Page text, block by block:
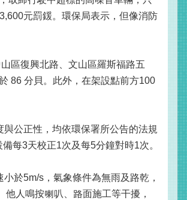
元罰鍰。環保局表示，但像消防
區復興北路、文山區羅斯福路五
86 分貝。此外，在架設點前方100
公正性，均依環保署所公告的法規
每3天校正1次及每5分鐘對時1次。
於5m/s，氣象條件為無雨及路乾，
人鳴按喇叭、路面施工等干擾，